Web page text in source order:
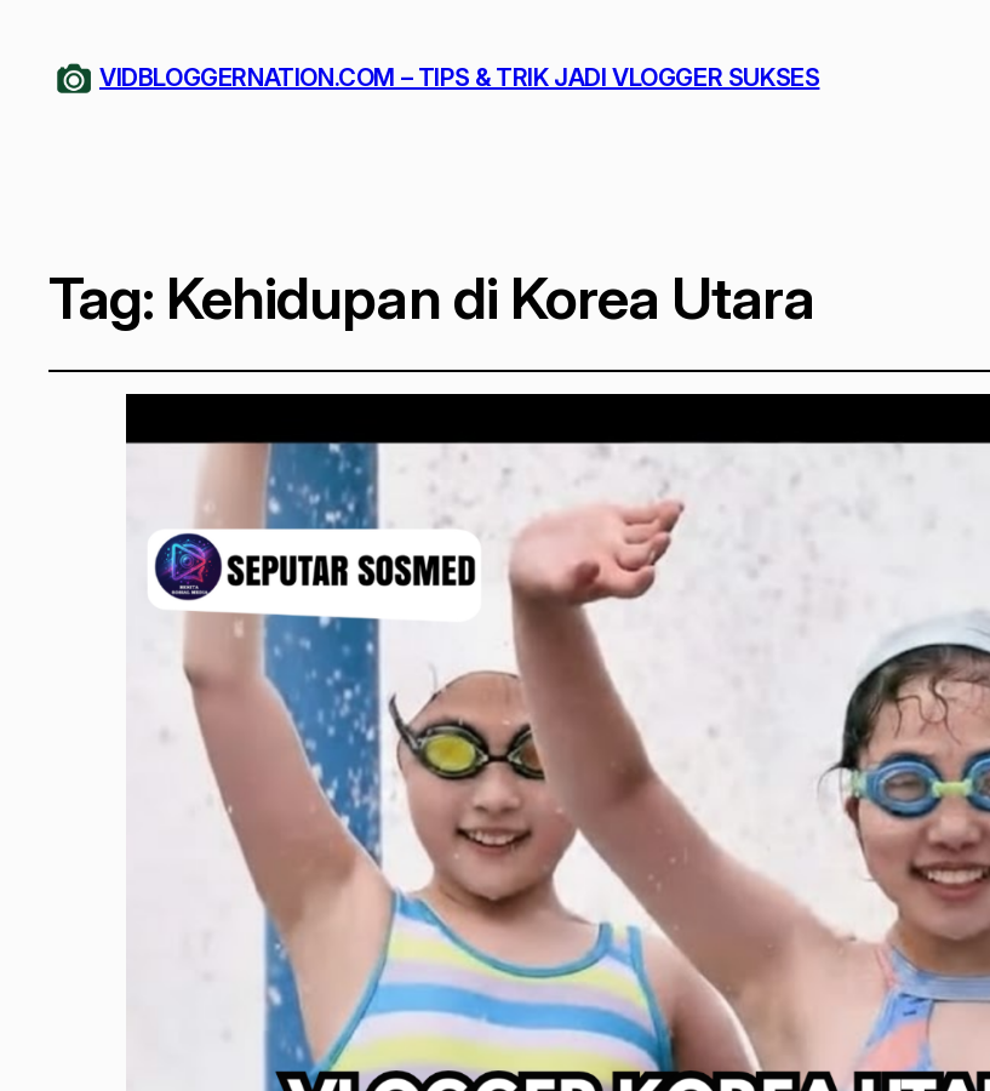
VIDBLOGGERNATION.COM – TIPS & TRIK JADI VLOGGER SUKSES
Tag: Kehidupan di Korea Utara